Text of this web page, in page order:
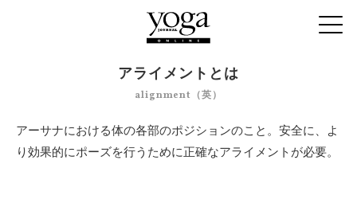
アライメントとは
alignment（英）
アーサナにおける体の各部のポジションのこと。安全に、よ
り効果的にポーズを行うために正確なアライメントが必要。